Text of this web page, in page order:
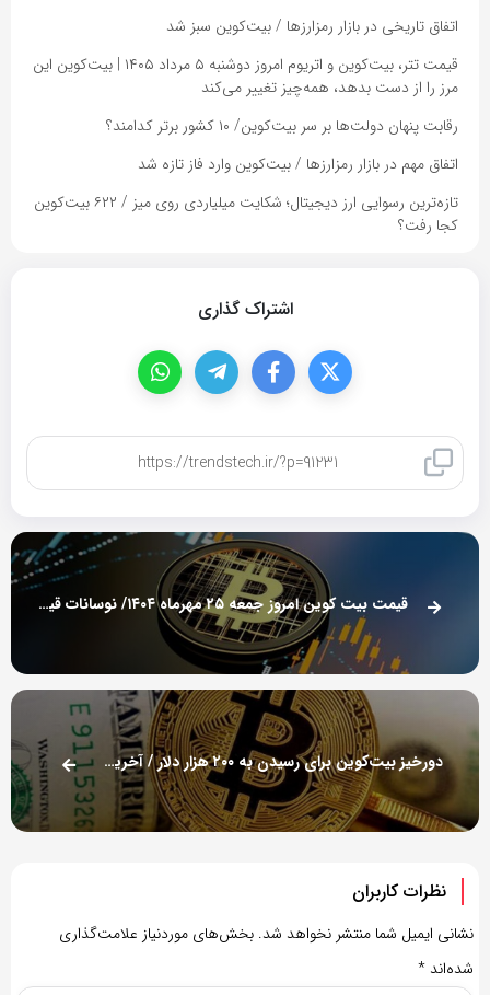
اتفاق تاریخی در بازار رمزارزها / بیت‌کوین سبز شد
قیمت تتر، بیت‌کوین و اتریوم امروز دوشنبه ۵ مرداد ۱۴۰۵ | بیت‌کوین این
مرز را از دست بدهد، همه‌چیز تغییر می‌کند
رقابت پنهان دولت‌ها بر سر بیت‌کوین/ ۱۰ کشور برتر کدامند؟
اتفاق مهم در بازار رمزارزها / بیت‌کوین وارد فاز تازه شد
تازه‌ترین رسوایی ارز دیجیتال؛ شکایت میلیاردی روی میز / ۶۲۲ بیت‌کوین
کجا رفت؟
اشتراک گذاری
قیمت بیت کوین امروز جمعه ۲۵ مهرماه ۱۴۰۴/ نوسانات قیمت پادشاه ارزها ادامه دارد
دورخیز بیت‌کوین برای رسیدن به ۲۰۰ هزار دلار / آخرین قیمت رمزارز‌ها
نظرات کاربران
نشانی ایمیل شما منتشر نخواهد شد. بخش‌های موردنیاز علامت‌گذاری
شده‌اند *